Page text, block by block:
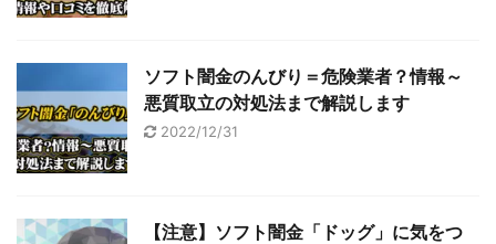
ソフト闇金のんびり＝危険業者？情報～
悪質取立の対処法まで解説します
2022/12/31
【注意】ソフト闇金「ドッグ」に気をつ